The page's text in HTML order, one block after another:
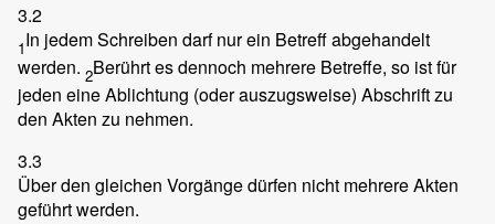
3.2
1In jedem Schreiben darf nur ein Betreff abgehandelt
werden. 2Berührt es dennoch mehrere Betreffe, so ist für
jeden eine Ablichtung (oder auszugsweise) Abschrift zu
den Akten zu nehmen.
3.3
Über den gleichen Vorgänge dürfen nicht mehrere Akten
geführt werden.